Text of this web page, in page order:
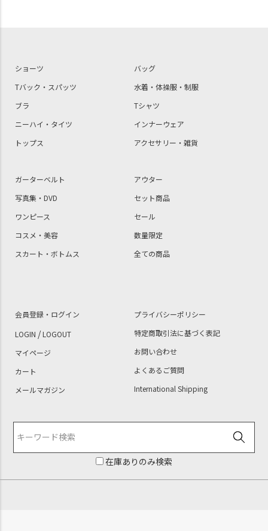
ショーツ
Tバック・スパッツ
ブラ
ニーハイ・タイツ
トップス
バッグ
水着・体操服・制服
Tシャツ
インナーウェア
アクセサリー・雑貨
ガーターベルト
写真集・DVD
ワンピース
コスメ・美容
スカート・ボトムス
アウター
セット商品
セール
数量限定
全ての商品
会員登録・ログイン
LOGIN /LOGOUT
マイページ
カート
メールマガジン
プライバシーポリシー
特定商取引法に基づく表記
お問い合わせ
よくあるご質問
International Shipping
在庫ありのみ検索